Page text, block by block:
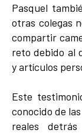
Pasquel
otras colegas
compartir
reto debido al
y artículos
Este
conocido de
reales